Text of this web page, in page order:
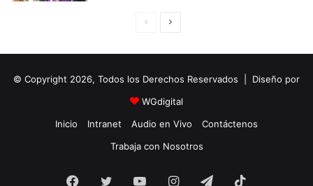
i
n
a
u
i
e
e
© Copyright 2026, Todos los Derechos Reservados | Diseño por
WGdigital
Inicio
Intranet Audio en Vivo
Contáctenos
Trabaja con Nosotros
Facebook
Twitter YouTubeInstagramTelegram